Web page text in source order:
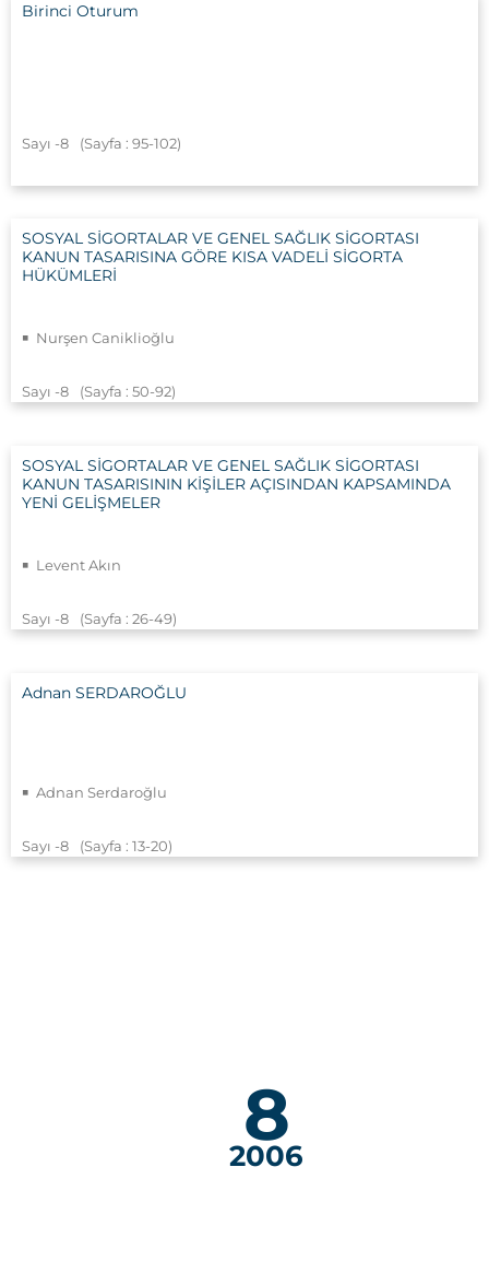
8
2006
Birinci Oturum
Sayı -8 (Sayfa : 95-102)
SOSYAL SİGORTALAR VE GENEL SAĞLIK SİGORTASI
KANUN TASARISINA GÖRE KISA VADELİ SİGORTA
HÜKÜMLERİ
Nurşen Caniklioğlu
Sayı -8 (Sayfa : 50-92)
SOSYAL SİGORTALAR VE GENEL SAĞLIK SİGORTASI
KANUN TASARISININ KİŞİLER AÇISINDAN KAPSAMINDA
YENİ GELİŞMELER
Levent Akın
Sayı -8 (Sayfa : 26-49)
Adnan SERDAROĞLU
Adnan Serdaroğlu
Sayı -8 (Sayfa : 13-20)